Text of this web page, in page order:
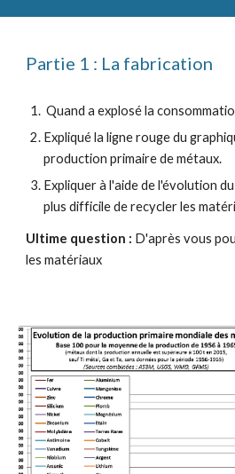
Partie 1 : La fabrication
Quand a explosé la
Expliqué la ligne rouge du
production primaire de métaux.
Expliquer à l'aide de l'évolution
plus difficile de recycler les
Ultime question : D'après vous
les matériaux